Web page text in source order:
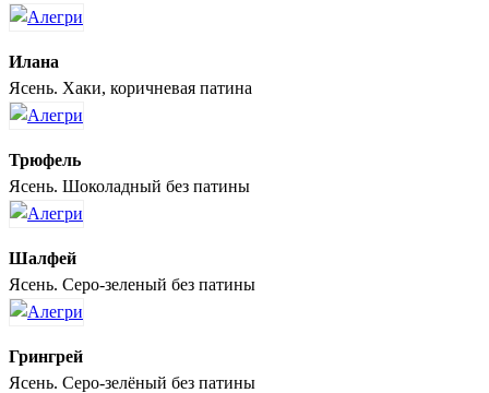
Илана
Ясень. Хаки, коричневая патина
Трюфель
Ясень. Шоколадный без патины
Шалфей
Ясень. Серо-зеленый без патины
Грингрей
Ясень. Серо-зелёный без патины